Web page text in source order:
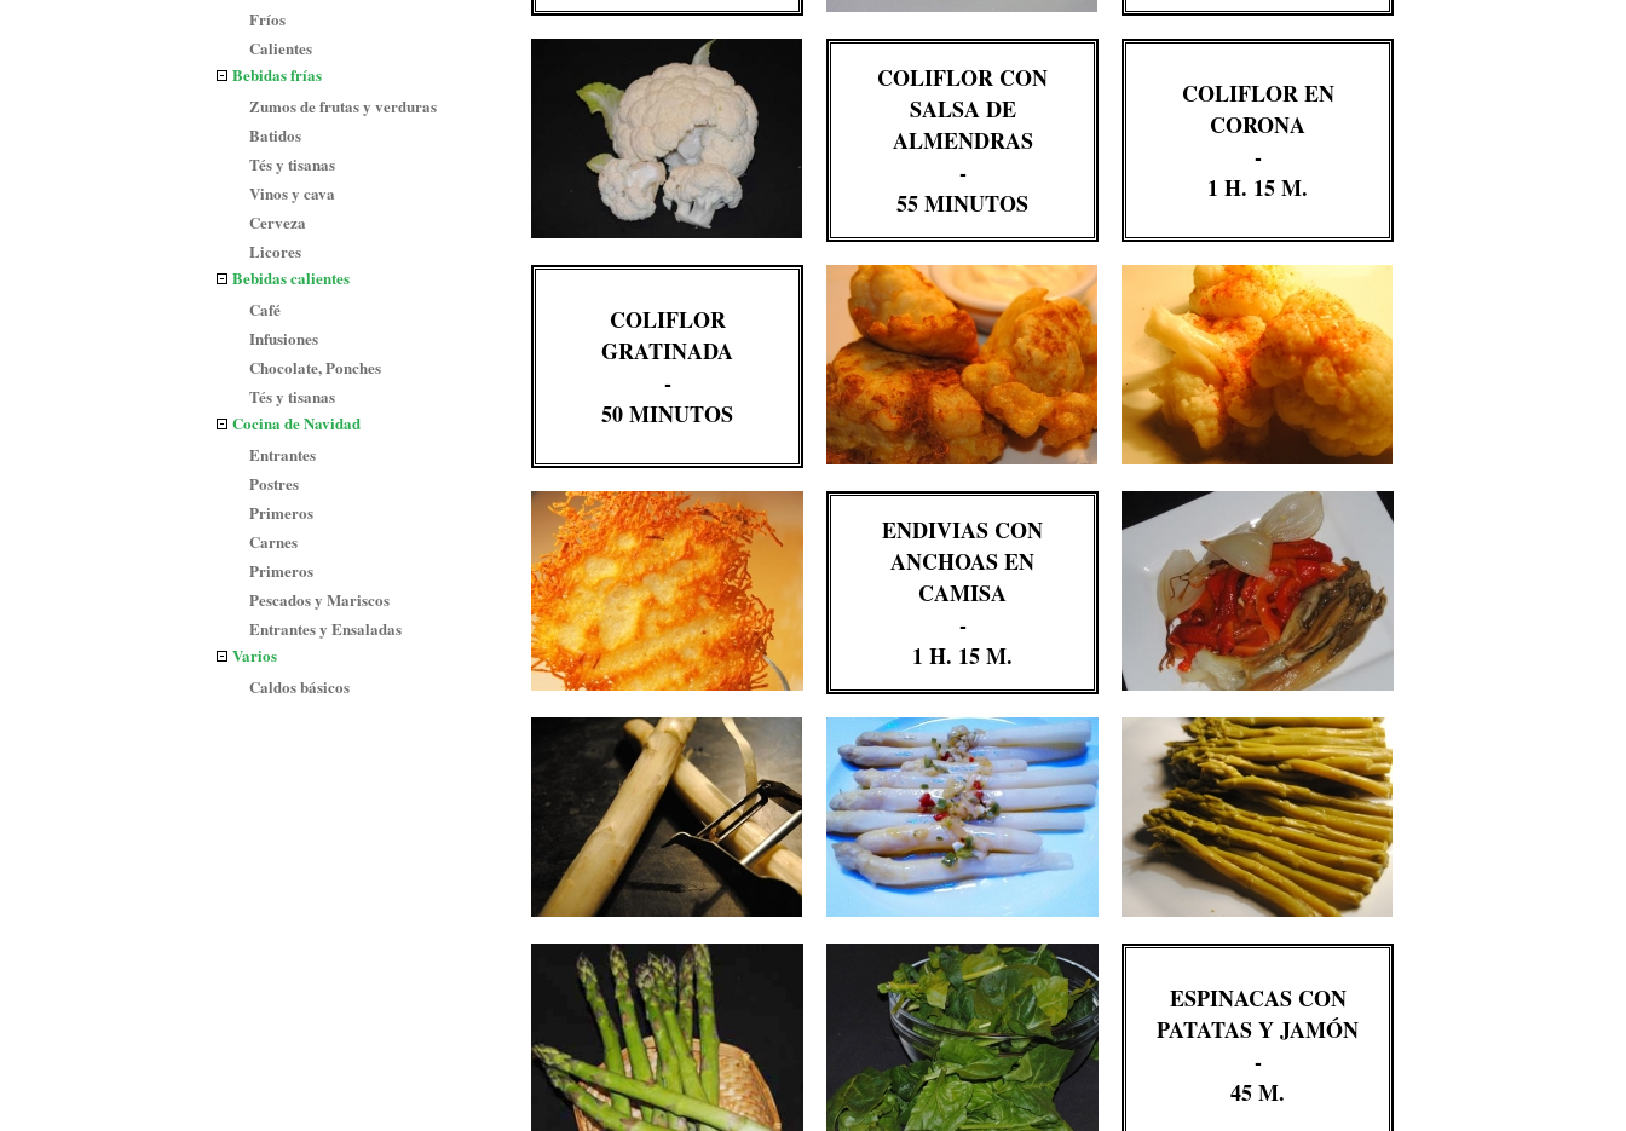
Fríos
Calientes
Bebidas frías
Zumos de frutas y verduras
Batidos
Tés y tisanas
Vinos y cava
Cerveza
Licores
Bebidas calientes
Café
Infusiones
Chocolate, Ponches
Tés y tisanas
Cocina de Navidad
Entrantes
Postres
Primeros
Carnes
Primeros
Pescados y Mariscos
Entrantes y Ensaladas
Varios
Caldos básicos
COLIFLOR CON
SALSA DE
ALMENDRAS
-
55 MINUTOS
COLIFLOR EN
CORONA
-
1 H. 15 M.
COLIFLOR
GRATINADA
-
50 MINUTOS
ENDIVIAS CON
ANCHOAS EN
CAMISA
-
1 H. 15 M.
ESPINACAS CON
PATATAS Y JAMÓN
-
45 M.